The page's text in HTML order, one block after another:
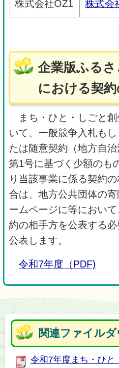
株式会社OZ1 株式会
企業版ふる
における契
まち・ひと・しごと創
いて、一般競争入札も
たは随意契約（地方自
第1号に基づく少額のも
り当該事業に係る契約
合は、地方公共団体の
ームページに等におい
約の相手方を公表する必
公表します。
令和7年度（PDF)
関連ファイル
令和7年度まち・ひと